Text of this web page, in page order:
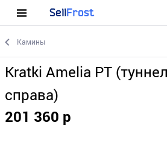
SellFrost
Камины
Kratki Amelia PT
справа)
201 360 р